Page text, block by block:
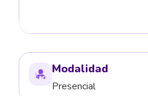
Modalidad
Presencial